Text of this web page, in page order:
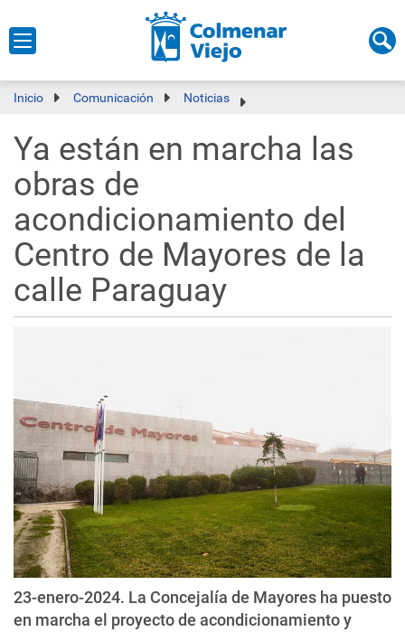
Inicio Comunicación Noticias
Ya están en marcha las
obras de
acondicionamiento del
Centro de Mayores de la
calle Paraguay
23-enero-2024. La Concejalía de Mayores ha puesto
en marcha el proyecto de acondicionamiento y